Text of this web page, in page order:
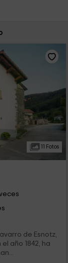
11 Fotos
de Esnotz,
año 1842, ha